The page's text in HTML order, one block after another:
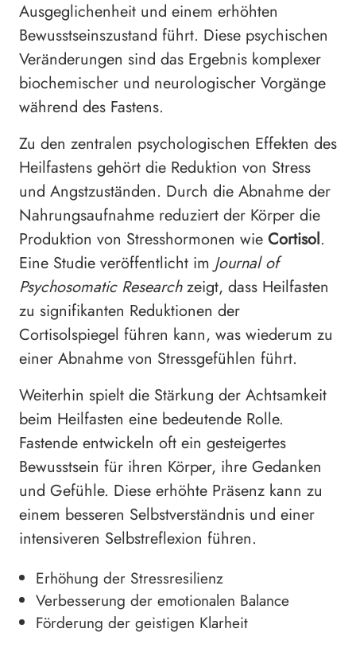
Ausgeglichenheit und einem erhöhten
Bewusstseinszustand führt. Diese psychischen
Veränderungen sind das Ergebnis komplexer
biochemischer und neurologischer Vorgänge
während des Fastens.
Zu den zentralen psychologischen Effekten des
Heilfastens gehört die Reduktion von Stress
und Angstzuständen. Durch die Abnahme der
Nahrungsaufnahme reduziert der Körper die
Produktion von Stresshormonen wie Cortisol.
Eine Studie veröffentlicht im Journal of
Psychosomatic Researchzeigt, dass Heilfasten
zu signifikanten Reduktionen der
Cortisolspiegel führen kann, was wiederum zu
einer Abnahme von Stressgefühlen führt.
Weiterhin spielt die Stärkung der Achtsamkeit
beim Heilfasten eine bedeutende Rolle.
Fastende entwickeln oft ein gesteigertes
Bewusstsein für ihren Körper, ihre Gedanken
und Gefühle. Diese erhöhte Präsenz kann zu
einem besseren Selbstverständnis und einer
intensiveren Selbstreflexion führen.
Erhöhung der Stressresilienz
Verbesserung der emotionalen Balance
Förderung der geistigen Klarheit